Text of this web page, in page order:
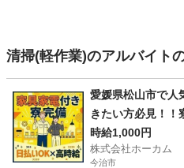
清掃(軽作業)のアルバイト
愛媛県松山市で人
きたい方必見！！
み！！
時給1,000円
株式会社ホーカム
今治市